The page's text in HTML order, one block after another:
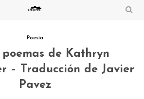
Poesía
de Kathryn
– Traducción de Javier
Pavez